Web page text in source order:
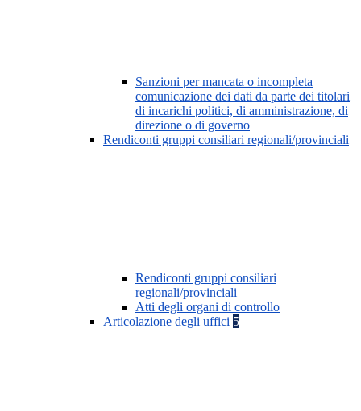
Sanzioni per mancata o incompleta
comunicazione dei dati da parte dei titolari
di incarichi politici, di amministrazione, di
direzione o di governo
Rendiconti gruppi consiliari regionali/provinciali
Rendiconti gruppi consiliari
regionali/provinciali
Atti degli organi di controllo
Articolazione degli uffici 5